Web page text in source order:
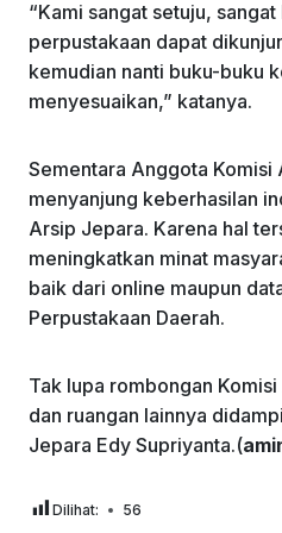
“Kami sangat setuju,
perpustakaan dapat
kemudian nanti buku-buku
menyesuaikan,” katanya.
Sementara Anggota Komisi
menyanjung keberhasilan
Arsip Jepara. Karena hal
meningkatkan minat
baik dari online maupun
Perpustakaan Daerah.
Tak lupa rombongan
dan ruangan lainnya
Jepara Edy Supriyanta.(
Dilihat: 56